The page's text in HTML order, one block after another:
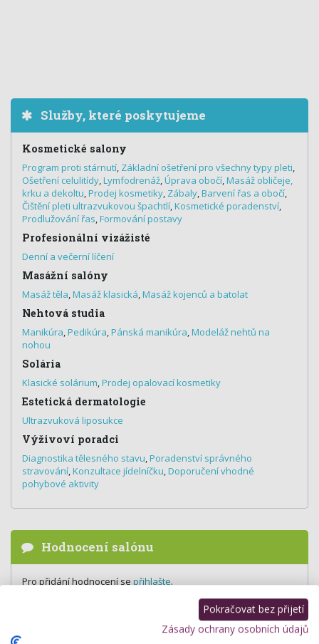
Služby, které poskytujeme
Kosmetické salony
Program proti stárnutí, Základní ošetření pro všechny typy pleti,
Ošetření celulitídy,Lymfodrenáž,Úprava obočí,Masáž obličeje,
krku a dekoltu,Prodej kosmetiky, Zábaly,Barvení řas a obočí,
Čištění pleti ultrazvukovou špachtlí,Kosmetické poradenství,
Prodlužování řas,Formování postavy
Profesionální vizážisté
Denní a večerní líčení
Masážní salóny
Masáž těla,Masáž klasická,Masáž kojenců a batolat
Nehtová studia
Manikúra,Pedikúra,Pánská manikúra,Modeláž nehtů na
nohou
Solária
Klasické solárium,Prodej opalovací kosmetiky
Estetická dermatologie
Ultrazvuková liposukce
Výživoví poradci
Diagnostika tělesného stavu,Poradenství správného
stravování,Konzultace jídelníčku,Doporučení vhodné
pohybové aktivity
Hodnocení salónu
Pro přidání hodnocení se přihlašte.
Pokračovat bez přijetí
Zásady ochrany osobních údajů